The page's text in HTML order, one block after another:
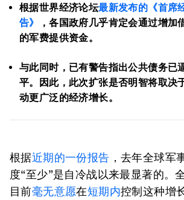
根据世界经济论坛最新发布的《首席
告》
，各国政府几乎肯定会通过增加
的军费提供资金。
与此同时，已有警告指出公共债务已
平。因此，此次扩张是否明智将取决
动更广泛的经济增长。
根据近期的一份报告 ，去年全球军
度“至少”是自冷战以来最显著的。
目前毫无意愿在短期内控制这种增